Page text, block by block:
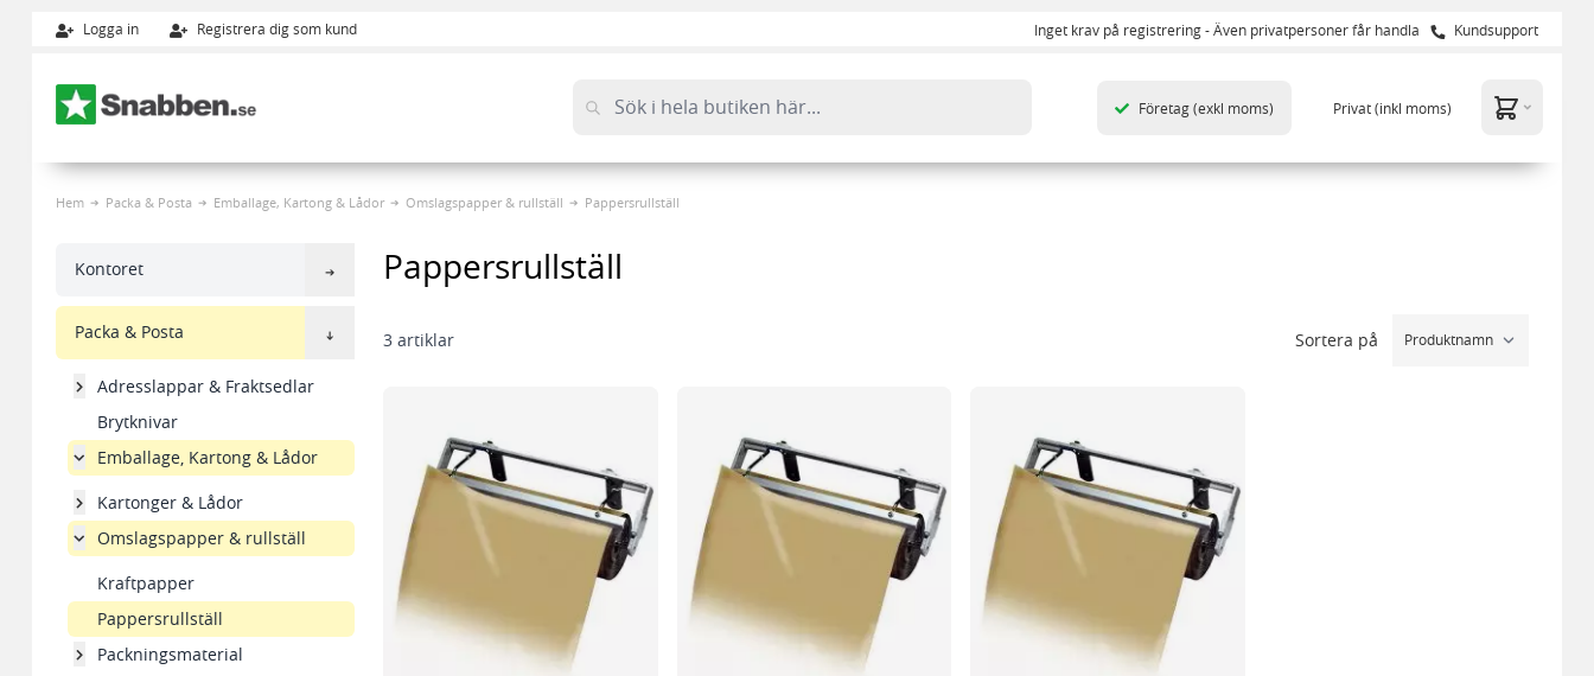
Logga in Registrera dig som kund Inget krav på registrering - Även privatpersoner får handla Kundsupport
Företag(exkl moms) Privat(inkl moms)
Hem Packa & Posta Emballage, Kartong & Lådor Omslagspapper & rullställ Pappersrullställ
Kontoret
Packa & Posta
Adresslappar & Fraktsedlar
Brytknivar
Emballage, Kartong & Lådor
Kartonger & Lådor
Omslagspapper & rullställ
Kraftpapper
Pappersrullställ
Packningsmaterial
Pappersrullställ
3 artiklar Sortera på